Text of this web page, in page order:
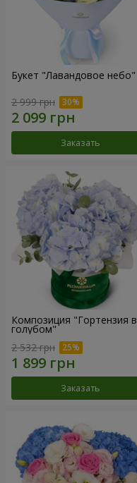
Букет "Лавандовое небо"
2 999 грн
Заказать
Композиция "Гортензия в
голубом"
2 532 грн
Заказать